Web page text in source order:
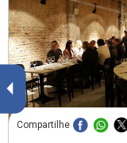
Compartilhe